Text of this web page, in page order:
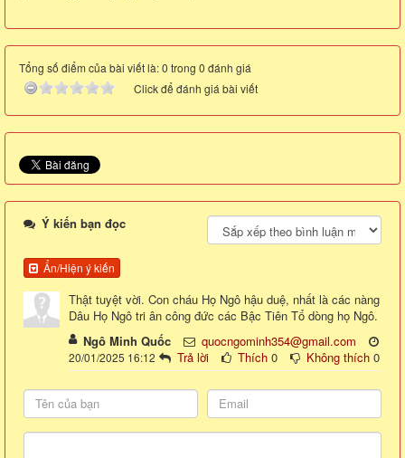
Tổng số điểm của bài viết là: 0 trong 0 đánh giá
Click để đánh giá bài viết
Ý kiến bạn đọc
Ẩn/Hiện ý kiến
Thật tuyệt vời. Con cháu Họ Ngô hậu duệ, nhất là các nàng
Dâu Họ Ngô tri ân công đức các Bậc Tiên Tổ dòng họ Ngô.
Ngô Minh Quốc
quocngominh354@gmail.com
20/01/2025 16:12 Trả lời Thích 0 Không thích 0